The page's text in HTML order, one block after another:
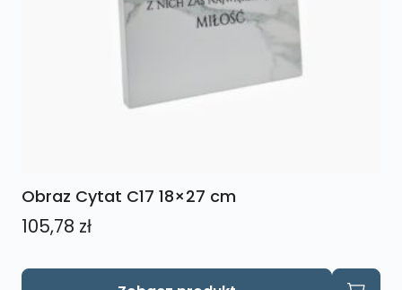
Obraz Cytat C17 18×27 cm
105,78 zł